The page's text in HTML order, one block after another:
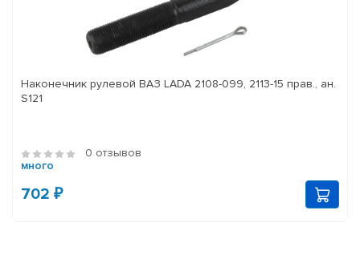
Наконечник рулевой ВАЗ LADA 2108-099, 2113-15 прав., ан.
S121
0 отзывов
много
702 ₽